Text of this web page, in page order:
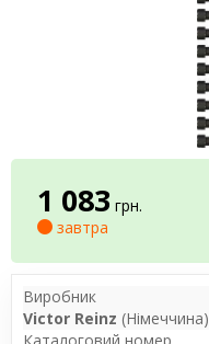
1 083 грн.
завтра
Виробник
Victor Reinz (Німеччина)